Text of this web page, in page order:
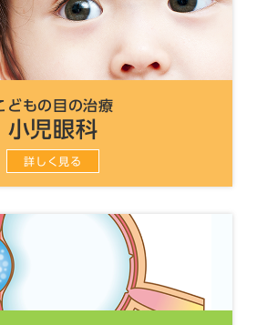
いたします。
から、土曜日の診療時間が9時
。
上げます。
8月7日（金）午後診療時間
都合により、15時15分に診療開
間 9時～12時30分 15時15分～
どもの目の治療
小児眼科
詳しく見る